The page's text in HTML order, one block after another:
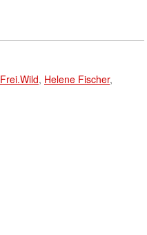
Frei.Wild, Helene Fischer,